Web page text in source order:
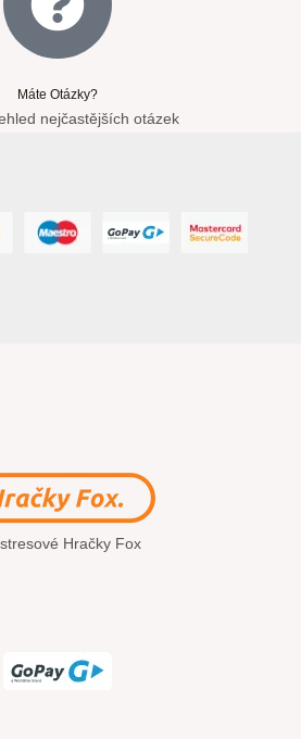
Máte Otázky?
nejčastějších otázek
Hračky Fox